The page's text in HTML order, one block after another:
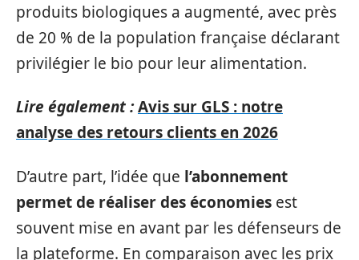
produits biologiques a augmenté, avec près
de 20 % de la population française déclarant
privilégier le bio pour leur alimentation.
Lire également :Avis sur GLS : notre
analyse des retours clients en 2026
D’autre part, l’idée que l’abonnement
permet de réaliser des économies est
souvent mise en avant par les défenseurs de
la plateforme. En comparaison avec les prix